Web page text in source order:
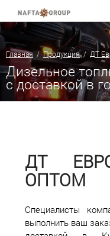
Главная /Продукция/ ДТ
Дизельное
с доставкой в
ДТ
ОПТОМ
Специалисты
выполнить ваш